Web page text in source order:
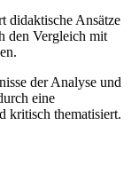
didaktische Ansätze
den Vergleich mit
der Analyse und
eine
kritisch thematisiert.